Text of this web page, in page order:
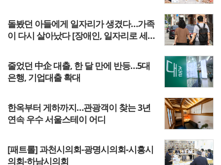
돌봤던 아들에게 일자리가 생겼다…가족
이 다시 살아났다 [장애인, 일자리로 세상
줄었던 中企 대출, 한 달 만에 반등…5대
은행, 기업대출 확대
한옥부터 게하까지…관광객이 찾는 3년
연속 우수 서울스테이 어디
[패트롤] 과천시의회-광명시의회-시흥시
의회-하남시의회